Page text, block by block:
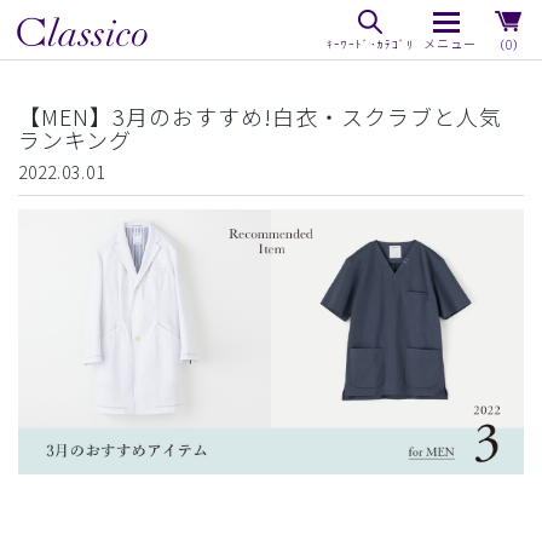
（0）
【MEN】3月のおすすめ!白衣・スクラブと人気
ランキング
2022.03.01